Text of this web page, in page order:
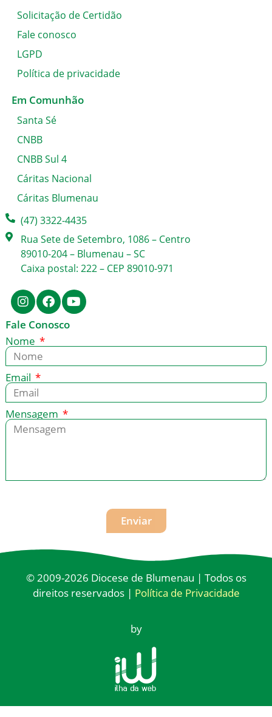
Solicitação de Certidão
Fale conosco
LGPD
Política de privacidade
Em Comunhão
Santa Sé
CNBB
CNBB Sul 4
Cáritas Nacional
Cáritas Blumenau
(47) 3322-4435
Rua Sete de Setembro, 1086 – Centro
89010-204 – Blumenau – SC
Caixa postal: 222 – CEP 89010-971
Fale Conosco
Nome
Email
Mensagem
Enviar
© 2009-2026 Diocese de Blumenau | Todos os
direitos reservados | Política de Privacidade
by